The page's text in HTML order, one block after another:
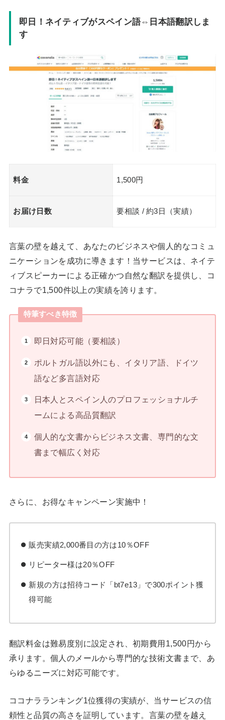
即日！ネイティブがスペイン語⇔日本語翻訳しま
す
料金 1,500円
お届け日数 要相談 / 約3日（実績）
言葉の壁を越えて、あなたのビジネスや個人的なコミュ
ニケーションを成功に導きます！当サービスは、ネイテ
ィブスピーカーによる正確かつ自然な翻訳を提供し、コ
コナラで1,500件以上の実績を誇ります。
特筆すべき特徴
即日対応可能（要相談）
ポルトガル語以外にも、イタリア語、ドイツ
語など多言語対応
日本人とスペイン人のプロフェッショナルチ
ームによる高品質翻訳
個人的な文書からビジネス文書、専門的な文
書まで幅広く対応
さらに、お得なキャンペーン実施中！
販売実績2,000番目の方は10％OFF
リピーター様は20％OFF
新規の方は招待コード「bt7e13」で300ポイント獲
得可能
翻訳料金は難易度別に設定され、初期費用1,500円から
承ります。個人のメールから専門的な技術文書まで、あ
らゆるニーズに対応可能です。
ココナラランキング1位獲得の実績が、当サービスの信
頼性と品質の高さを証明しています。言葉の壁を越え